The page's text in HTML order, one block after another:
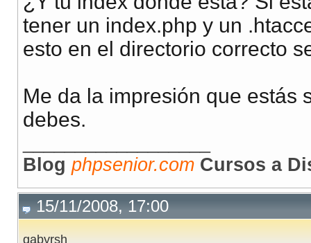
tener un index.php y un
esto en el directorio correcto
Me da la impresión que estás
debes.
Blog phpsenior.com Cursos a
15/11/2008, 17:00
gabyrsh